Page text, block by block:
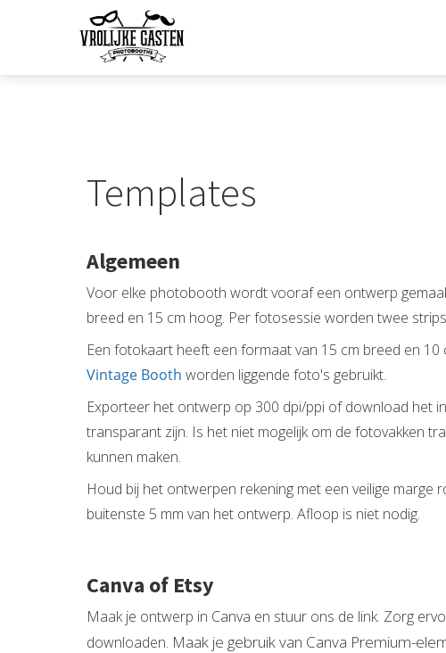
Templates
Algemeen
Voor elke photobooth wordt vooraf een ontwerp
breed en 15 cm hoog. Per fotosessie worden twee
Een fotokaart heeft een formaat van 15 cm breed en 10
Vintage Booth worden liggende foto's gebruikt.
Exporteer het ontwerp op 300 dpi/ppi of download het
transparant zijn. Is het niet mogelijk om de fotovakken
kunnen maken.
Houd bij het ontwerpen rekening met een veilige
buitenste 5 mm van het ontwerp. Afloop is niet nodig.
Canva of Etsy
Maak je ontwerp in Canva en stuur ons de link. Zorg
downloaden. Maak je gebruik van Canva Premium-
gedrag van een
Hierdoor
relevante